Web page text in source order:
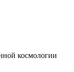
космологии